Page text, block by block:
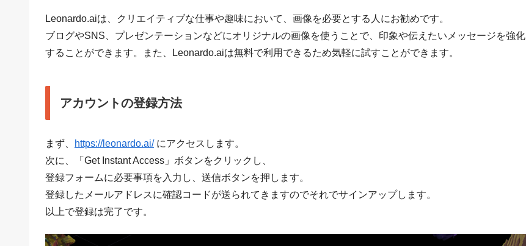
Leonardo.aiは、クリエイティブな仕事や趣味において、画像を必要とする人にお勧めです。
ブログやSNS、プレゼンテーションなどにオリジナルの画像を使うことで、印象や伝えたいメッセージを強化
することができます。また、Leonardo.aiは無料で利用できるため気軽に試すことができます。
アカウントの登録方法
まず、 https://leonardo.ai/にアクセスします。
次に、「Get Instant Access」ボタンをクリックし、
登録フォームに必要事項を入力し、送信ボタンを押します。
登録したメールアドレスに確認コードが送られてきますのでそれでサインアップします。
以上で登録は完了です。